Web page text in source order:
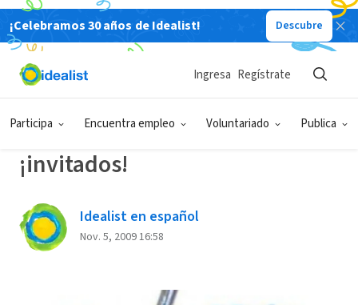
¡Celebramos 30 años de Idealist! Descubre
Participa Encuentra empleo Voluntariado Publica
Ingresa Regístrate
Back
Voluntarios Internacionales:
¡invitados!
Idealist en español
Nov. 5, 2009 16:58